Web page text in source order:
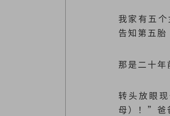
我家有五
告知第五
那是二十年
转头放眼
母）！”爸